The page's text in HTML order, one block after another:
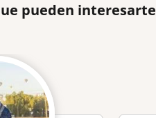
pueden interesarte